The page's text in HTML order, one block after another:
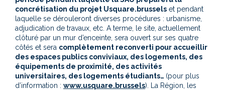
concrétisation du projet Usquare.brussels et pendant
laquelle se dérouleront diverses procédures : urbanisme,
adjudication de travaux, etc. A terme, le site, actuellement
clôturé par un mur d’enceinte, sera ouvert sur ses quatre
côtés et sera complètement reconverti pour accueillir
des espaces publics conviviaux, des logements, des
équipements de proximité, des activités
universitaires, des logements étudiants… (pour plus
d’information : www.usquare.brussels). La Région, les